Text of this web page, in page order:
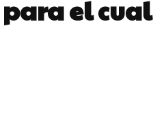
para el